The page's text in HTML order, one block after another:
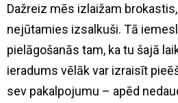
Dažreiz mēs izlaižam
nejūtamies izsalkuši. Tā
pielāgošanās tam, ka tu šajā
ieradums vēlāk var izraisīt
sev pakalpojumu – apēd